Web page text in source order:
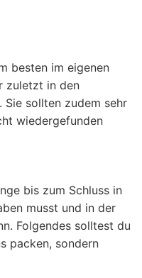
besten im eigenen
zuletzt in den
sollten zudem sehr
wiedergefunden
bis zum Schluss in
musst und in der
Folgendes solltest du
packen, sondern